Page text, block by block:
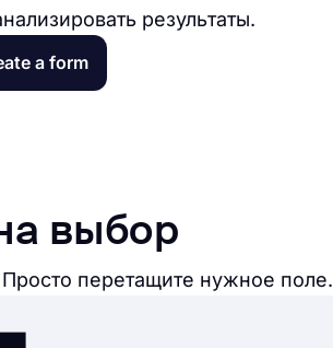
результаты.
a form
выбор
перетащите нужное поле.